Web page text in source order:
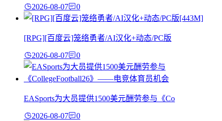
2026-08-07 0
[RPG][百度云]笼络勇者/AI汉化+动态/PC版
2026-08-07 0
EASports为大员提供1500美元酬劳参与《Co
2026-08-07 0